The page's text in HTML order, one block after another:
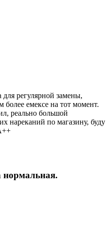
регулярной замены,
более емексе на тот момент.
реально большой
нареканий по магазину, буду
нормальная.